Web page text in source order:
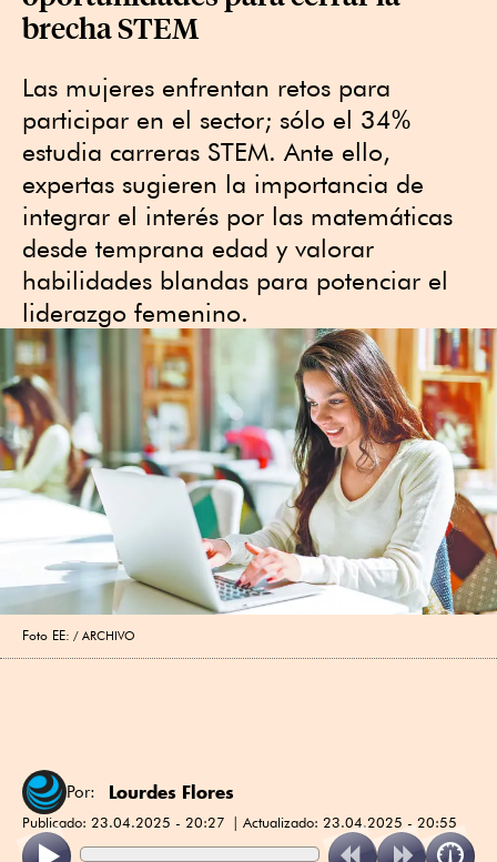
brecha STEM
Las mujeres enfrentan retos para
participar en el sector; sólo el 34%
estudia carreras STEM. Ante ello,
expertas sugieren la importancia de
integrar el interés por las matemáticas
desde temprana edad y valorar
habilidades blandas para potenciar el
liderazgo femenino.
Foto EE: ARCHIVO
Por: Lourdes Flores
Publicado: 23.04.2025 - 20:27 Actualizado: 23.04.2025 - 20:55